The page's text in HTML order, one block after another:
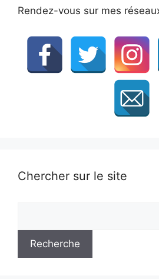
Rendez-vous sur mes
Chercher sur le site